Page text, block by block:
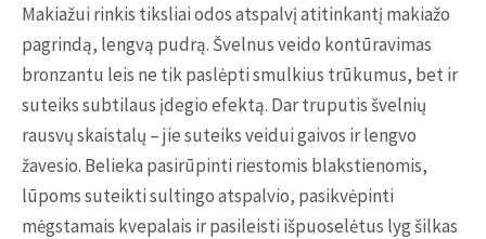
Makiažui rinkis tiksliai odos atspalvį atitinkantį makiažo
pagrindą, lengvą pudrą. Švelnus veido kontūravimas
bronzantu leis ne tik paslėpti smulkius trūkumus, bet ir
suteiks subtilaus įdegio efektą. Dar truputis švelnių
rausvų skaistalų – jie suteiks veidui gaivos ir lengvo
žavesio. Belieka pasirūpinti riestomis blakstienomis,
lūpoms suteikti sultingo atspalvio, pasikvėpinti
mėgstamais kvepalais ir pasileisti išpuoselėtus lyg šilkas